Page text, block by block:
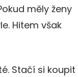
měly ženy
Hitem však
Stačí si koupit